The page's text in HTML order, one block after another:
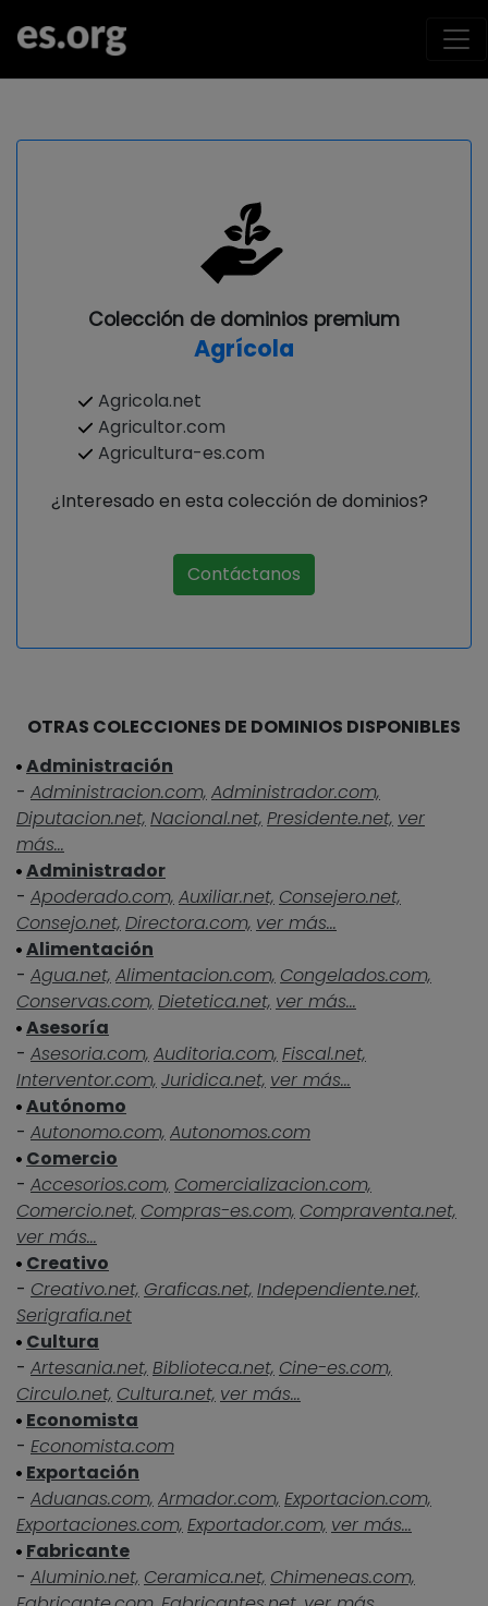
Colección de dominios premium
Agrícola
Agricola.net
Agricultor.com
Agricultura-es.com
¿Interesado en esta colección de dominios?
Contáctanos
OTRAS COLECCIONES DE DOMINIOS DISPONIBLES
Administración
- Administracion.com, Administrador.com,
Diputacion.net, Nacional.net, Presidente.net, ver
más...
Administrador
- Apoderado.com, Auxiliar.net, Consejero.net,
Consejo.net, Directora.com, ver más...
Alimentación
- Agua.net, Alimentacion.com, Congelados.com,
Conservas.com, Dietetica.net, ver más...
Asesoría
- Asesoria.com, Auditoria.com, Fiscal.net,
Interventor.com, Juridica.net, ver más...
Autónomo
- Autonomo.com, Autonomos.com
Comercio
- Accesorios.com, Comercializacion.com,
Comercio.net, Compras-es.com, Compraventa.net,
ver más...
Creativo
- Creativo.net, Graficas.net, Independiente.net,
Serigrafia.net
Cultura
- Artesania.net, Biblioteca.net, Cine-es.com,
Circulo.net, Cultura.net, ver más...
Economista
- Economista.com
Exportación
- Aduanas.com, Armador.com, Exportacion.com,
Exportaciones.com, Exportador.com, ver más...
Fabricante
- Aluminio.net, Ceramica.net, Chimeneas.com,